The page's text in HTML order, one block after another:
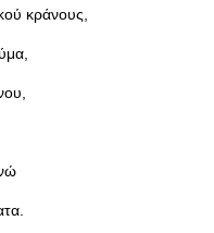
κράνους,